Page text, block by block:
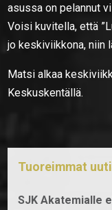
asussa on pelannut
Voisi kuvitella, että
jo keskiviikkona, niin
Matsi alkaa
Keskuskentällä.
Tuoreimmat
SJK Akatemialle